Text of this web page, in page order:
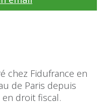
chez Fidufrance en
de Paris depuis
en droit fiscal.